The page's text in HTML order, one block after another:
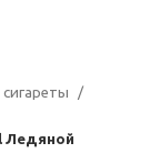
Ледяной